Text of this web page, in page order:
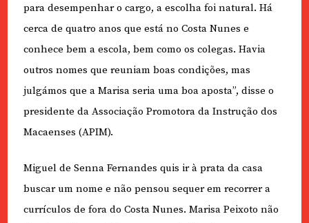
para desempenhar o cargo, a escolha foi natural. Há
cerca de quatro anos que está no Costa Nunes e
conhece bem a escola, bem como os colegas. Havia
outros nomes que reuniam boas condições, mas
julgámos que a Marisa seria uma boa aposta”, disse o
presidente da Associação Promotora da Instrução dos
Macaenses (APIM).
Miguel de Senna Fernandes quis ir à prata da casa
buscar um nome e não pensou sequer em recorrer a
currículos de fora do Costa Nunes. Marisa Peixoto não